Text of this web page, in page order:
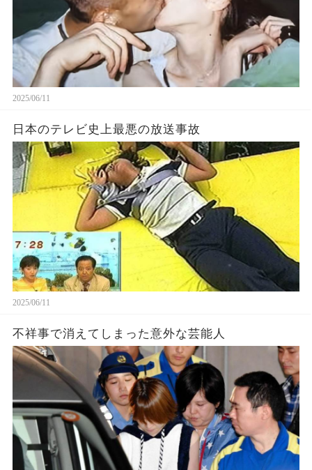
2025/06/11
日本のテレビ史上最悪の放送事故
2025/06/11
不祥事で消えてしまった意外な芸能人